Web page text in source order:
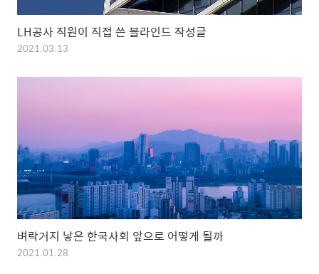
LH공사 직원이 직접 쓴 블라인드 작성글
2021.03.13
벼락거지 낳은 한국사회 앞으로 어떻게 될까
2021.01.28